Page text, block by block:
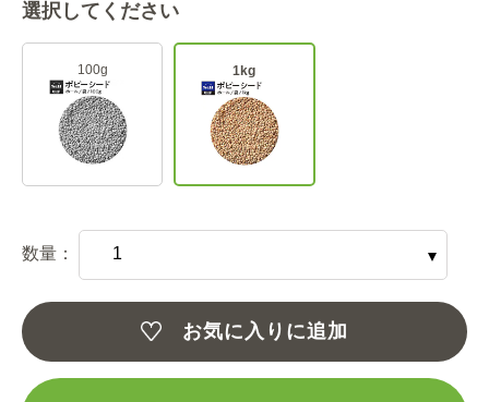
選択してください
100g 1kg
数量：
お気に入りに追加